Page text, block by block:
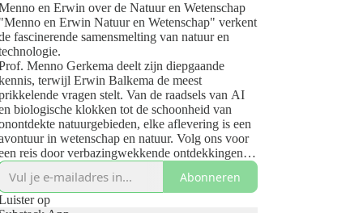
en Erwin over de Natuur en Wetenschap
"Menno en Erwin Natuur en Wetenschap" verkent
fascinerende samensmelting van natuur en
Menno Gerkema deelt zijn diepgaande
terwijl Erwin Balkema de meest
vragen stelt. Van de raadsels van AI
biologische klokken tot de schoonheid van
natuurgebieden, elke aflevering is een
in wetenschap en natuur. Volg ons voor
reis door verbazingwekkende ontdekkingen
inzichten.
Jouw pad naar de wonderen van de natuur en de
van technologie begint hier.
Abonneren
op